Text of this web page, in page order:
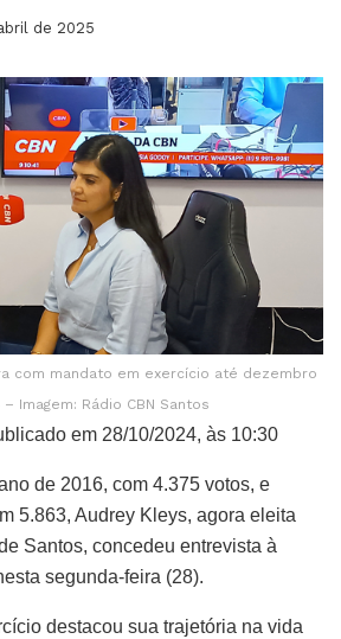
de 2025
com mandato em exercício até dezembro
Imagem: Rádio CBN Santos
em 28/10/2024, às 10:30
de 2016, com 4.375 votos, e
5.863, Audrey Kleys, agora eleita
Santos, concedeu entrevista à
segunda-feira (28).
destacou sua trajetória na vida